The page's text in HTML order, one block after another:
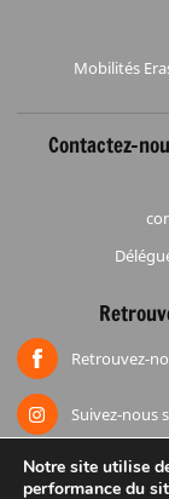
Mobilités
Contactez-
Retrouvez-
Suivez-nous
Notre site utilise
performance du